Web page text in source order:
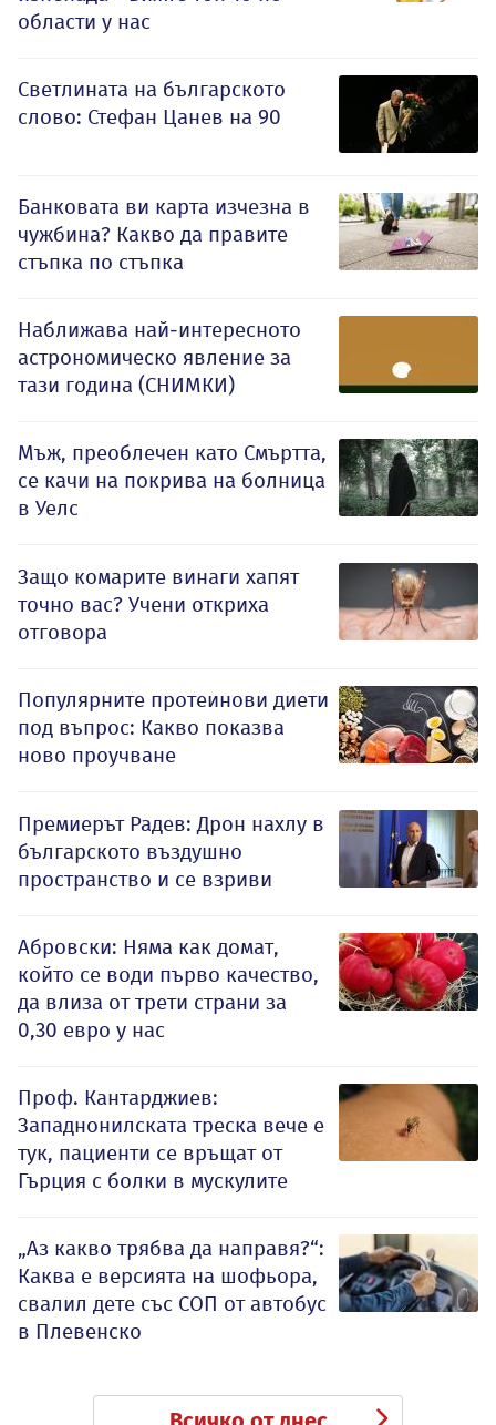
области у нас
Светлината на българското
слово: Стефан Цанев на 90
Банковата ви карта изчезна в
чужбина? Какво да правите
стъпка по стъпка
Наближава най-интересното
астрономическо явление за
тази година (СНИМКИ)
Мъж, преоблечен като Смъртта,
се качи на покрива на болница
в Уелс
Защо комарите винаги хапят
точно вас? Учени откриха
отговора
Популярните протеинови диети
под въпрос: Какво показва
ново проучване
Премиерът Радев: Дрон нахлу в
българското въздушно
пространство и се взриви
Абровски: Няма как домат,
който се води първо качество,
да влиза от трети страни за
0,30 евро у нас
Проф. Кантарджиев:
Западнонилската треска вече е
тук, пациенти се връщат от
Гърция с болки в мускулите
„Аз какво трябва да направя?“:
Каква е версията на шофьора,
свалил дете със СОП от автобус
в Плевенско